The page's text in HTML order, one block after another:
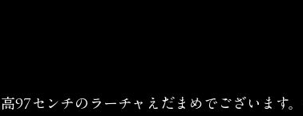
97センチのラーチャえだまめでございます